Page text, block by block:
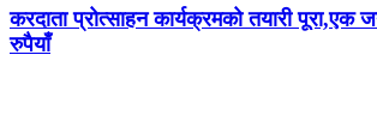
करदाता प्रोत्साहन कार्यक्रमको तयारी पूरा,एक
रुपैयाँ